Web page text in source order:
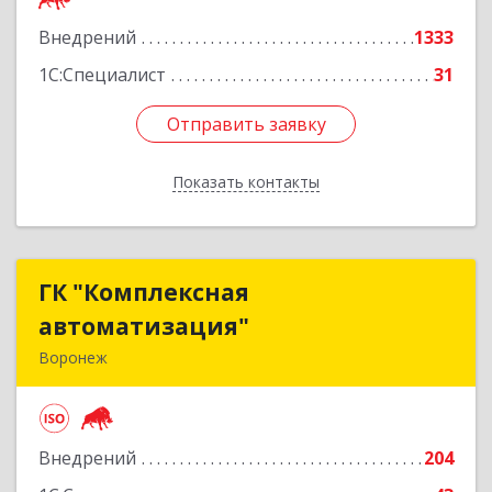
Внедрений
1333
1С:Специалист
31
Отправить заявку
Показать контакты
Отправить заявку
Назад
ГК "Комплексная
автоматизация"
Воронеж
Внедрений
204
ГК "Комплексная
автоматизация"
Подробнее